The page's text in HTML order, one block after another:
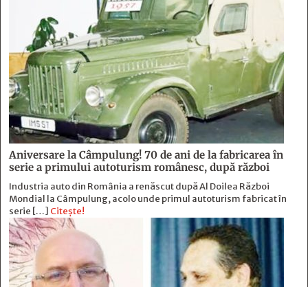
Aniversare la Câmpulung! 70 de ani de la fabricarea în
serie a primului autoturism românesc, după război
Industria auto din România a renăscut după Al Doilea Război
Mondial la Câmpulung, acolo unde primul autoturism fabricat în
serie […] Citește!